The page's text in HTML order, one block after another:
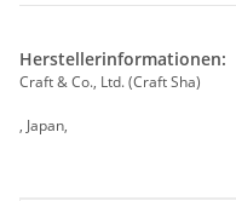
Herstellerinformationen:
Craft & Co., Ltd. (Craft Sha)
, Japan,